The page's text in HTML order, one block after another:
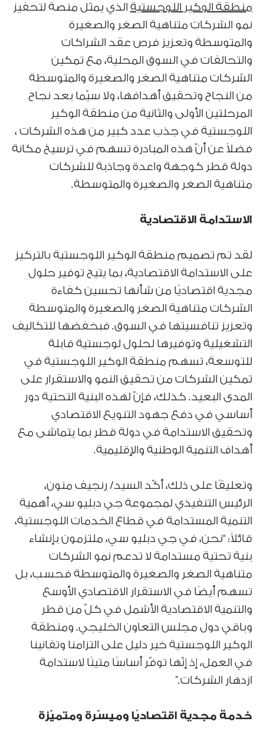
منطقة الوكير اللوجستية الذي يمثل منصة لتحفيز
نمو الشركات متناهية الصغر والصغيرة
والمتوسطة وتعزيز فرص عقد الشراكات
والتحالفات في السوق المحلية، مع تمكين
الشركات متناهية الصغر والصغيرة والمتوسطة
من النجاح وتحقيق أهدافها، ولا سيّما بعد نجاح
المرحلتين الأولى والثانية من منطقة الوكير
اللوجستية في جذب عدد كبير من هذه الشركات ،
فضلاً عن أنّ هذه المبادرة تسهم في ترسيخ مكانة
دولة قطر كوجهة واعدة وجاذبة للشركات
متناهية الصغر والصغيرة والمتوسطة.
الاستدامة الاقتصادية
لقد تم تصميم منطقة الوكير اللوجستية بالتركيز
على الاستدامة الاقتصادية، بما يتيح توفير حلول
مجدية اقتصاديًا من شأنها تحسين كفاءة
الشركات متناهية الصغر والصغيرة والمتوسطة
وتعزيز تنافسيتها في السوق. فبخفضها للتكاليف
التشغيلية وتوفيرها لحلول لوجستية قابلة
للتوسعة، تسهم منطقة الوكير اللوجستية في
تمكين الشركات من تحقيق النمو والاستقرار على
المدى البعيد. كذلك، فإنّ لهذه البنية التحتية دور
أساسي في دفع جهود التنويع الاقتصادي
وتحقيق الاستدامة في دولة قطر بما يتماشى مع
أهداف التنمية الوطنية والإقليمية.
وتعليقًا على ذلك، أكّد السيد/ رنجيف منون،
الرئيس التنفيذي لمجموعة جي دبليو سي، أهمية
التنمية المستدامة في قطاع الخدمات اللوجستية،
قائلاً: “نحن، في جي دبليو سي، ملتزمون بإنشاء
بنية تحتية مستدامة لا تدعم نمو الشركات
متناهية الصغر والصغيرة والمتوسطة فحسب، بل
تسهم أيضًا في الاستقرار الاقتصادي الأوسع
والتنمية الاقتصادية الأشمل في كلّ من قطر
وباقي دول مجلس التعاون الخليجي. ومنطقة
الوكير اللوجستية خير دليل على التزامنا وتفانينا
في العمل، إذ إنّها توفّر أساسًا متينًا لاستدامة
ازدهار الشركات.”
خدمة مجدية اقتصاديًا وميسّرة ومتميّزة